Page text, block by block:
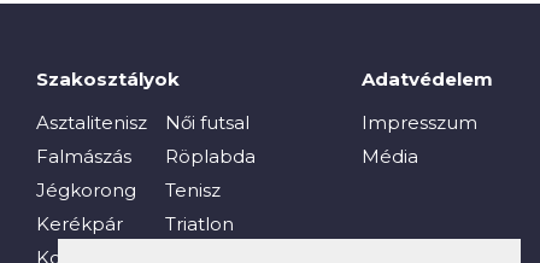
Szakosztályok
Asztalitenisz
Falmászás
Jégkorong
Kerékpár
Kosárlabda
Női futsal
Röplabda
Tenisz
Triatlon
Adatvédelem
Impresszum
Média